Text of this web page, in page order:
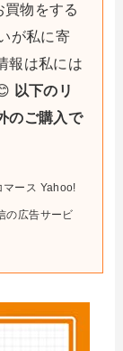
物をする
が私に寄
報は私には
以下のリ
のご購入で
マース Yahoo!
の広告サービ